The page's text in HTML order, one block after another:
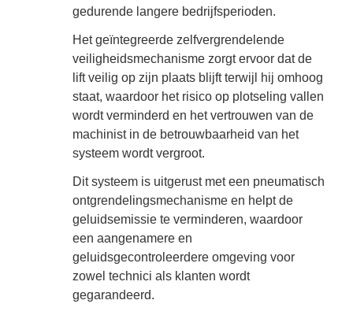
gedurende langere bedrijfsperioden.
Het geïntegreerde zelfvergrendelende
veiligheidsmechanisme zorgt ervoor dat de
lift veilig op zijn plaats blijft terwijl hij omhoog
staat, waardoor het risico op plotseling vallen
wordt verminderd en het vertrouwen van de
machinist in de betrouwbaarheid van het
systeem wordt vergroot.
Dit systeem is uitgerust met een pneumatisch
ontgrendelingsmechanisme en helpt de
geluidsemissie te verminderen, waardoor
een aangenamere en
geluidsgecontroleerdere omgeving voor
zowel technici als klanten wordt
gegarandeerd.